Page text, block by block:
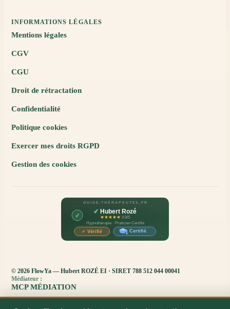
INFORMATIONS LÉGALES
Mentions légales
CGV
CGU
Droit de rétractation
Confidentialité
Politique cookies
Exercer mes droits RGPD
Gestion des cookies
© 2026 FlowYa — Hubert ROZÉ EI · SIRET 788 512 044 00041
Médiateur :
MCP MÉDIATION